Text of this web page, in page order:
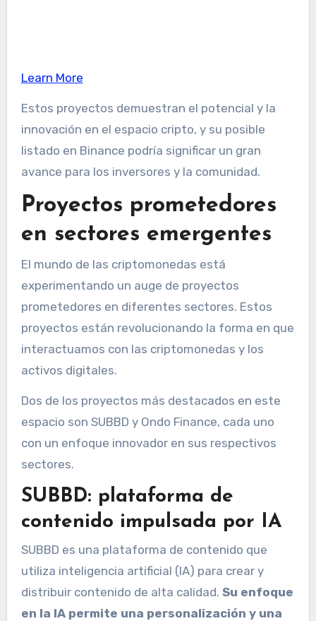
Learn More
Estos proyectos demuestran el potencial y la
innovación en el espacio cripto, y su posible
listado en Binance podría significar un gran
avance para los inversores y la comunidad.
Proyectos prometedores
en sectores emergentes
El mundo de las criptomonedas está
experimentando un auge de proyectos
prometedores en diferentes sectores. Estos
proyectos están revolucionando la forma en que
interactuamos con las criptomonedas y los
activos digitales.
Dos de los proyectos más destacados en este
espacio son SUBBD y Ondo Finance, cada uno
con un enfoque innovador en sus respectivos
sectores.
SUBBD: plataforma de
contenido impulsada por IA
SUBBD es una plataforma de contenido que
utiliza inteligencia artificial (IA) para crear y
distribuir contenido de alta calidad. Su enfoque
en la IA permite una personalización y una